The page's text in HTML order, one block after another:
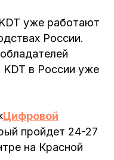
уже работают
России.
в России уже
Цифровой
пройдет 24-27
на Красной